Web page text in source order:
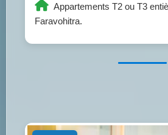
Appartements T2 ou T3
Faravohitra.